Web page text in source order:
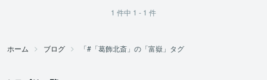
1 件中 1 - 1 件
ホーム ブログ 「#「葛飾北斎」の「富嶽」タグ